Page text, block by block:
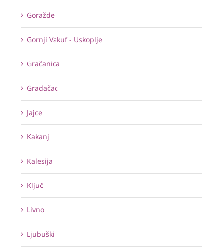
Goražde
Gornji Vakuf - Uskoplje
Gračanica
Gradačac
Jajce
Kakanj
Kalesija
Ključ
Livno
Ljubuški